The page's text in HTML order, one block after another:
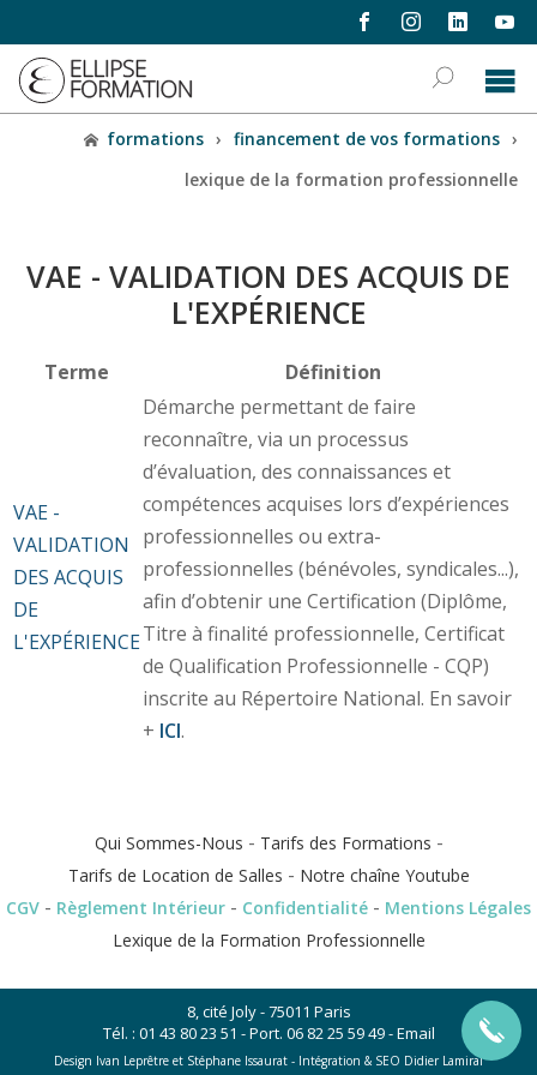
formations › financement de vos formations ›
lexique de la formation professionnelle
VAE - VALIDATION DES ACQUIS DE
L'EXPÉRIENCE
Terme Définition
VAE -
VALIDATION
DES ACQUIS
DE
L'EXPÉRIENCE
Démarche permettant de faire
reconnaître, via un processus
d’évaluation, des connaissances et
compétences acquises lors d’expériences
professionnelles ou extra-
professionnelles (bénévoles, syndicales...),
afin d’obtenir une Certification (Diplôme,
Titre à finalité professionnelle, Certificat
de Qualification Professionnelle - CQP)
inscrite au Répertoire National. En savoir
+ ICI.
Qui Sommes-Nous - Tarifs des Formations -
Tarifs de Location de Salles - Notre chaîne Youtube
CGV - Règlement Intérieur - Confidentialité - Mentions Légales
Lexique de la Formation Professionnelle
8, cité Joly - 75011 Paris
Tél. : 01 43 80 23 51 - Port. 06 82 25 59 49-Email
Design Ivan Leprêtre et Stéphane Issaurat - Intégration & SEO Didier Lamiral